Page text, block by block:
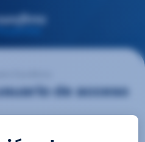
de acceso